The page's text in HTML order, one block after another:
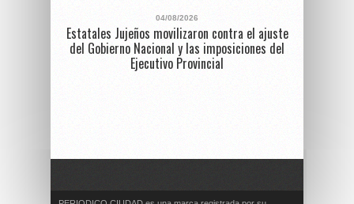
04/08/2026
Estatales Jujeños movilizaron contra el ajuste
del Gobierno Nacional y las imposiciones del
Ejecutivo Provincial